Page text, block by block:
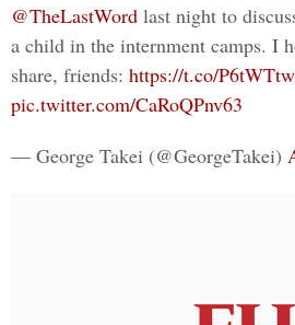
@TheLastWord last night to
a child in the internment camps. I
share, friends: https://t.co/
pic.twitter.com/CaRoQPnv63
— George Takei (@GeorgeTakei)